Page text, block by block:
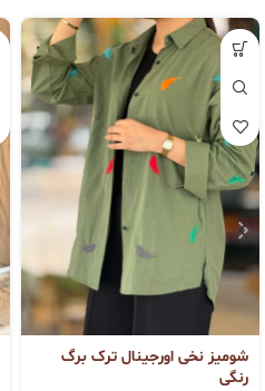
شومیز نخی اورجینال ترک برگ
رنگی